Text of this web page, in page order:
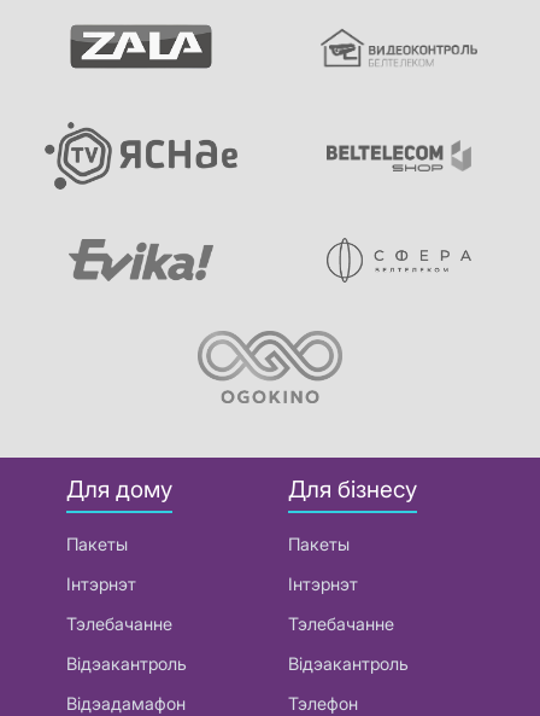
Для дому
Пакеты
Інтэрнэт
Тэлебачанне
Відэакантроль
Відэадамафон
Для бізнесу
Пакеты
Інтэрнэт
Тэлебачанне
Відэакантроль
Тэлефон